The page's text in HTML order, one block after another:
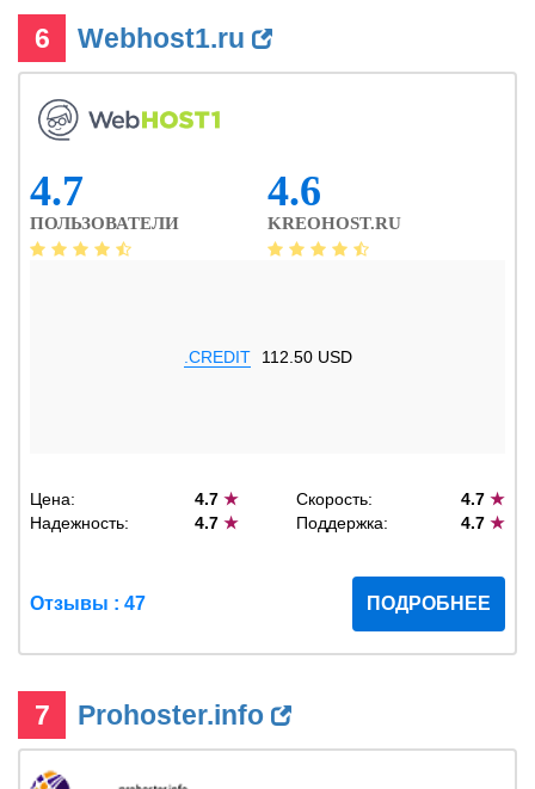
6 Webhost1.ru
4.7
ПОЛЬЗОВАТЕЛИ
4.6
KREOHOST.RU
.CREDIT 112.50 USD
Цена: 4.7★ Скорость: 4.7 ★
Надежность:
4.7★ Поддержка: 4.7 ★
Отзывы : 47 ПОДРОБНЕЕ
7 Prohoster.info